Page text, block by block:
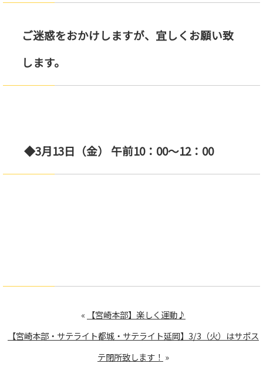
ご迷惑をおかけしますが、宜しくお願い致
します。
◆3月13日（金） 午前10：00～12：00
«
【宮崎本部】楽しく運動♪
【宮崎本部・サテライト都城・サテライト延岡】3/3（火）はサポス
テ閉所致します！ »